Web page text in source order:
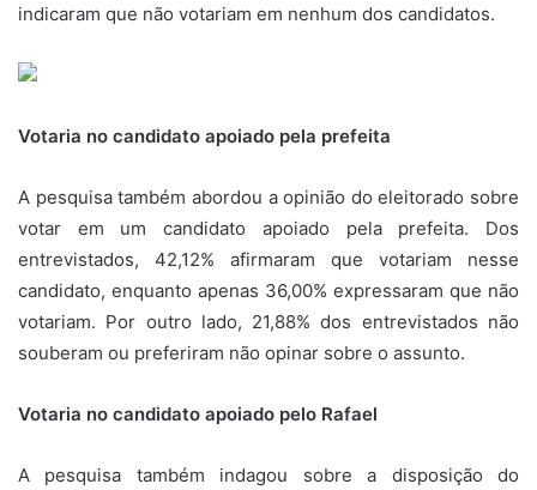
indicaram que não votariam em nenhum dos candidatos.
Votaria no candidato apoiado pela prefeita
A pesquisa também abordou a opinião do eleitorado sobre
votar em um candidato apoiado pela prefeita. Dos
entrevistados, 42,12% afirmaram que votariam nesse
candidato, enquanto apenas 36,00% expressaram que não
votariam. Por outro lado, 21,88% dos entrevistados não
souberam ou preferiram não opinar sobre o assunto.
Votaria no candidato apoiado pelo Rafael
A pesquisa também indagou sobre a disposição do